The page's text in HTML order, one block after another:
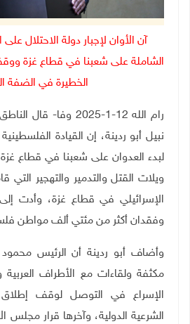
آن الأوان لإجبار دولة الاحتلال
الشاملة على شعبنا في قطاع غزة ووقف
الخطيرة في الضفة
رام الله 12-1-2025
نبيل أبو ردينة، إن القيادة
لبدء العدوان على شعبنا في قطاع
ويلات القتل والتدمير والتهجير التي
الإسرائيلي في قطاع غزة، وأدت
وفقدان أكثر من مئتي ألف مواطن
وأضاف أبو ردينة أن الرئيس
مكثفة ولقاءات مع الأطراف
الإسراع في التوصل لوقف إطلاق